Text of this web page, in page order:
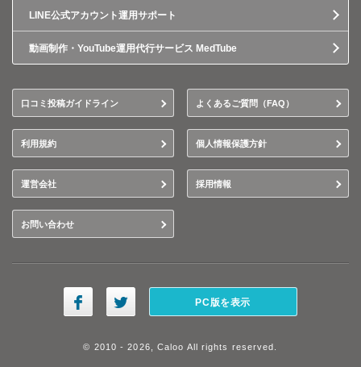
LINE公式アカウント運用サポート
動画制作・YouTube運用代行サービス MedTube
口コミ投稿ガイドライン よくあるご質問（FAQ）
利用規約 個人情報保護方針
運営会社 採用情報
お問い合わせ
PC版を表示
© 2010 - 2026, Caloo All rights reserved.